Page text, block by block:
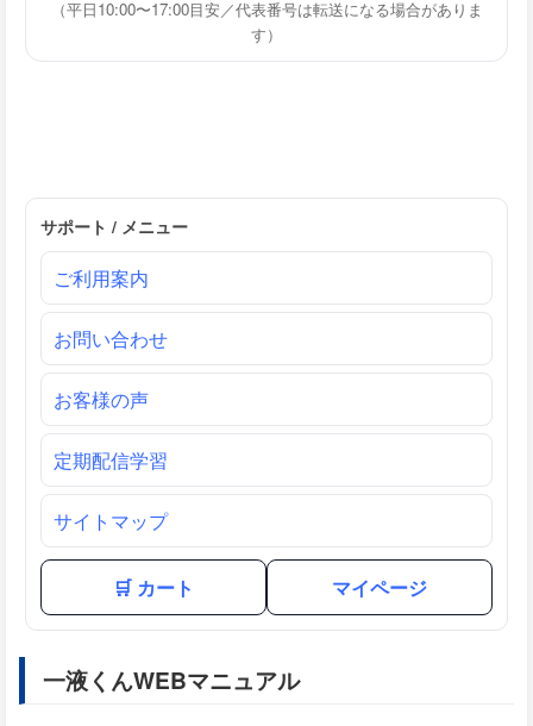
（平日10:00〜17:00目安／代表番号は転送になる場合がありま
す）
サポート / メニュー
ご利用案内
お問い合わせ
お客様の声
定期配信学習
サイトマップ
🛒 カート マイページ
一液くんWEBマニュアル